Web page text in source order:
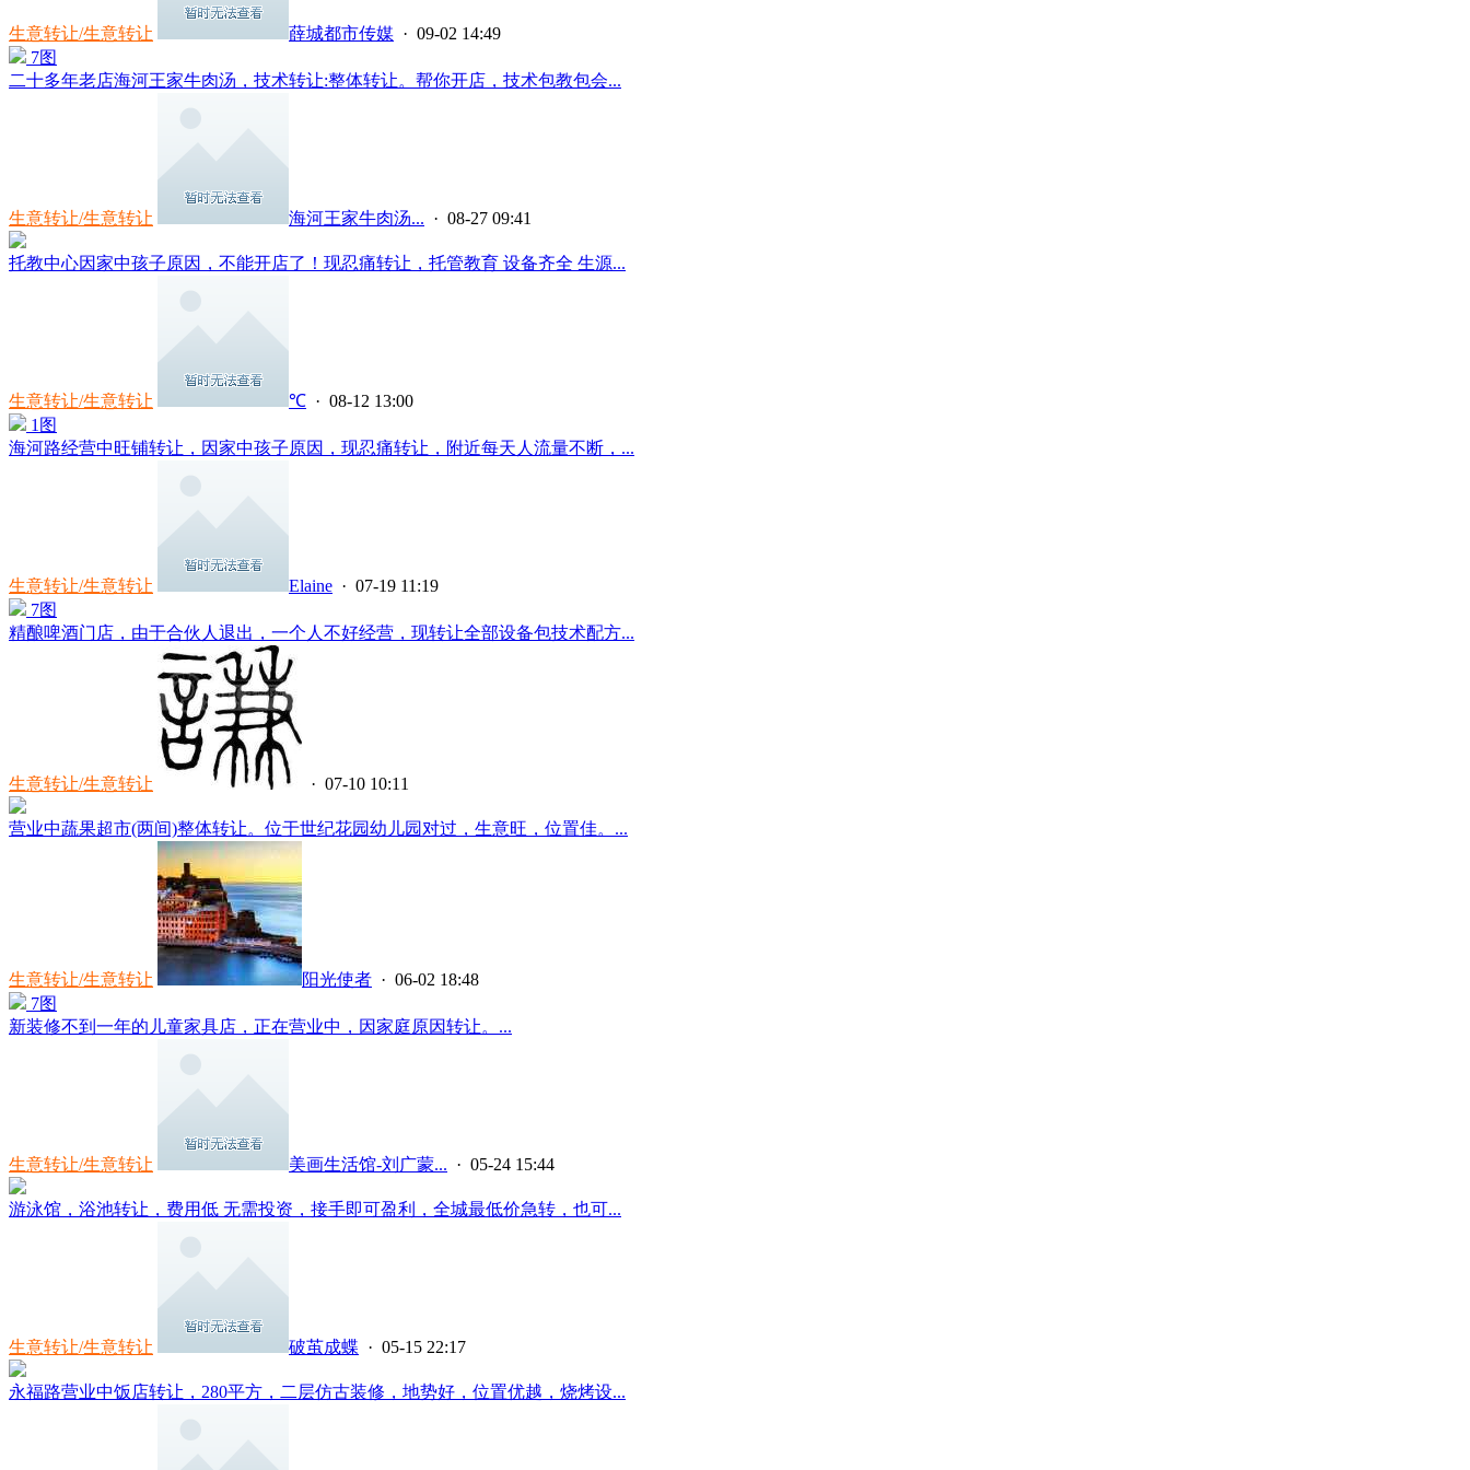
生意转让/生意转让 薛城都市传媒 · 09-02 14:49
7图
二十多年老店海河王家牛肉汤，技术转让:整体转让。帮你开店，技术包教包会...
生意转让/生意转让 海河王家牛肉汤... · 08-27 09:41
托教中心因家中孩子原因，不能开店了！现忍痛转让，托管教育 设备齐全 生源...
生意转让/生意转让 ℃ · 08-12 13:00
1图
海河路经营中旺铺转让，因家中孩子原因，现忍痛转让，附近每天人流量不断，...
生意转让/生意转让 Elaine · 07-19 11:19
7图
精酿啤酒门店，由于合伙人退出，一个人不好经营，现转让全部设备包技术配方...
生意转让/生意转让 · 07-10 10:11
营业中蔬果超市(两间)整体转让。位于世纪花园幼儿园对过，生意旺，位置佳。...
生意转让/生意转让 阳光使者 · 06-02 18:48
7图
新装修不到一年的儿童家具店，正在营业中，因家庭原因转让。...
生意转让/生意转让 美画生活馆-刘广蒙... · 05-24 15:44
游泳馆，浴池转让，费用低 无需投资，接手即可盈利，全城最低价急转，也可...
生意转让/生意转让 破茧成蝶 · 05-15 22:17
永福路营业中饭店转让，280平方，二层仿古装修，地势好，位置优越，烧烤设...